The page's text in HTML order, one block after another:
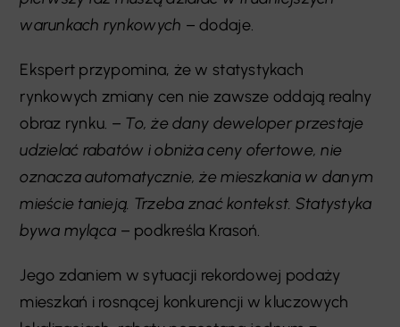
warunkach rynkowych – dodaje.
Ekspert przypomina, że w statystykach
rynkowych zmiany cen nie zawsze oddają realny
obraz rynku. – To, że dany deweloper przestaje
udzielać rabatów i obniża ceny ofertowe, nie
oznacza automatycznie, że mieszkania w danym
mieście tanieją. Trzeba znać kontekst. Statystyka
bywa myląca – podkreśla Krasoń.
Jego zdaniem w sytuacji rekordowej podaży
mieszkań i rosnącej konkurencji w kluczowych